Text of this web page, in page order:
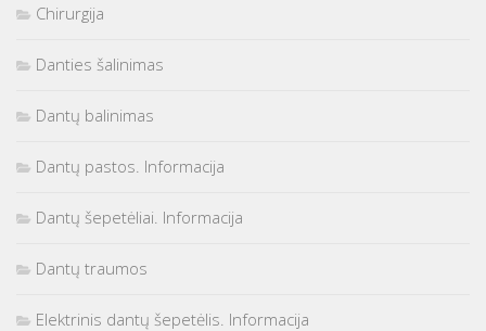
Chirurgija
Danties šalinimas
Dantų balinimas
Dantų pastos. Informacija
Dantų šepetėliai. Informacija
Dantų traumos
Elektrinis dantų šepetėlis. Informacija